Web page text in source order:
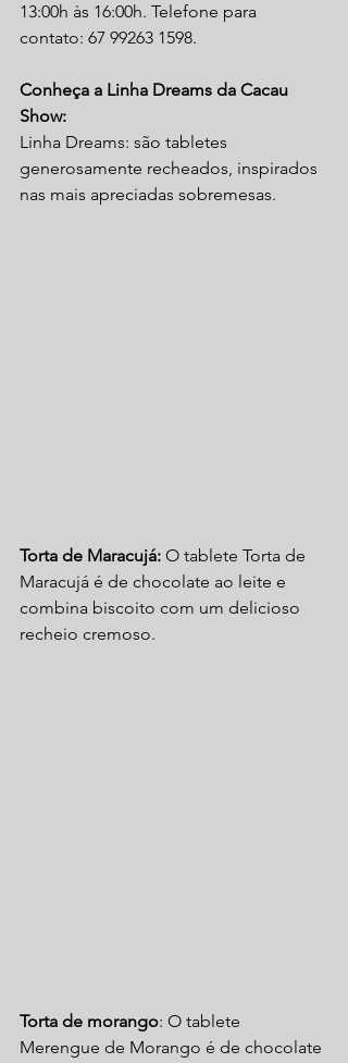
13:00h às 16:00h. Telefone para
contato: 67 99263 1598.
Conheça a Linha Dreams da Cacau
Show:
Linha Dreams: são tabletes
generosamente recheados, inspirados
nas mais apreciadas sobremesas.
Torta de Maracujá: O tablete Torta de
Maracujá é de chocolate ao leite e
combina biscoito com um delicioso
recheio cremoso.
Torta de morango: O tablete
Merengue de Morango é de chocolate